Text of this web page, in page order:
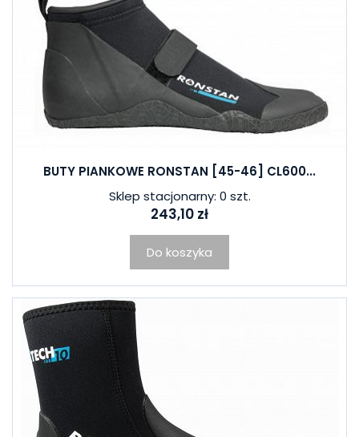
BUTY PIANKOWE RONSTAN [45-46] CL600...
Sklep stacjonarny: 0 szt.
243,10 zł
Do koszyka